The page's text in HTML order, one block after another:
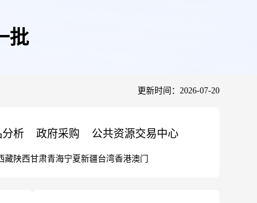
批
更新时间：2026-07-20
分析 政府采购 公共资源交易中心
藏陕西甘肃青海宁夏新疆台湾香港澳门